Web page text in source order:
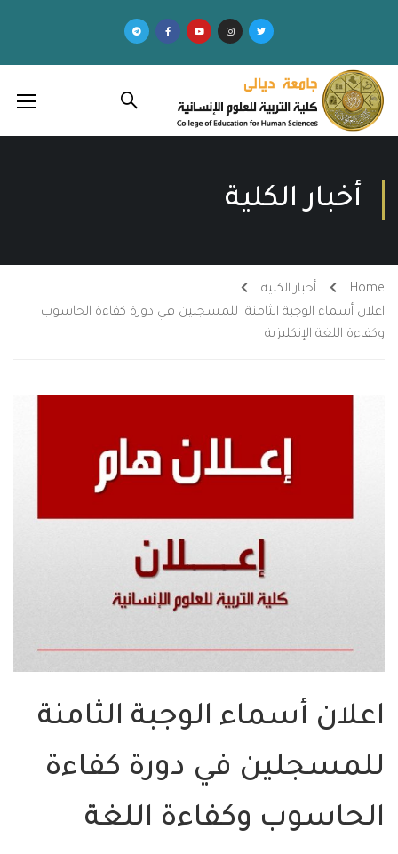
أخبار الكلية
Home
أخبار الكلية
اعلان أسماء الوجبة الثامنة للمسجلين في دورة كفاءة الحاسوب
وكفاءة اللغة الإنكليزية
اعلان أسماء الوجبة الثامنة
للمسجلين في دورة كفاءة
الحاسوب وكفاءة اللغة